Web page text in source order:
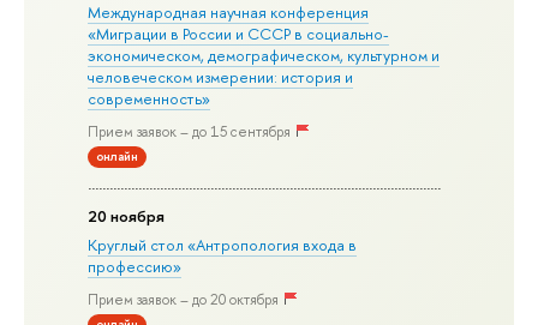
Международная научная конференция
«Миграции в Росcии и СССР в социально-
экономическом, демографическом, культурном и
человеческом измерении: история и
современность»
Прием заявок – до 15 сентября
онлайн
20 ноября
Круглый стол «Антропология входа в
профессию»
Прием заявок – до 20 октября